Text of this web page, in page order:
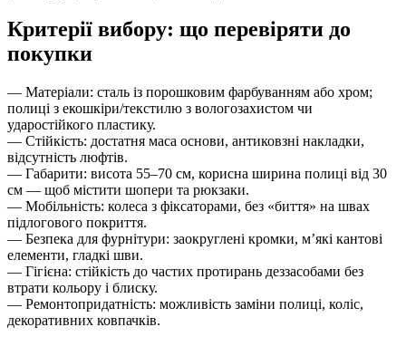
Критерії вибору: що перевіряти до
покупки
— Матеріали: сталь із порошковим фарбуванням або хром;
полиці з екошкіри/текстилю з вологозахистом чи
ударостійкого пластику.
— Стійкість: достатня маса основи, антиковзні накладки,
відсутність люфтів.
— Габарити: висота 55–70 см, корисна ширина полиці від 30
см — щоб містити шопери та рюкзаки.
— Мобільність: колеса з фіксаторами, без «биття» на швах
підлогового покриття.
— Безпека для фурнітури: заокруглені кромки, м’які кантові
елементи, гладкі шви.
— Гігієна: стійкість до частих протирань деззасобами без
втрати кольору і блиску.
— Ремонтопридатність: можливість заміни полиці, коліс,
декоративних ковпачків.